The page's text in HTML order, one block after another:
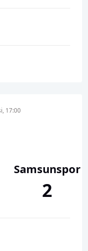
17:00
Samsunspor
2